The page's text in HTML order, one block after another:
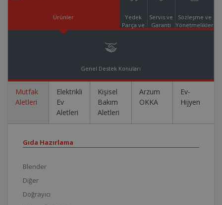
Ürünler
Yedek
Parça ve
Servis ve
Garanti
Sözleşme ve
Yönetmelikler
Genel Destek Konuları
Mutfak
Aletleri
Elektrikli
Ev
Aletleri
Kişisel
Bakım
Aletleri
Arzum
OKKA
Ev-
Hijyen
Gıda Hazırlama
Blender
Diğer
Doğrayıcı